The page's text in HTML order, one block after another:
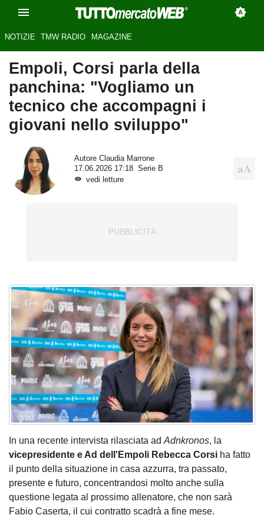
NOTIZIE TMW RADIO MAGAZINE
Empoli, Corsi parla della
panchina: "Vogliamo un
tecnico che accompagni i
giovani nello sviluppo"
Autore Claudia Marrone
17.06.2026 17:18
Serie B
vedi letture
In una recente intervista rilasciata ad Adnkronos, la
vicepresidente e Ad dell'Empoli Rebecca Corsi ha fatto
il punto della situazione in casa azzurra, tra passato,
presente e futuro, concentrandosi molto anche sulla
questione legata al prossimo allenatore, che non sarà
Fabio Caserta, il cui contratto scadrà a fine mese.